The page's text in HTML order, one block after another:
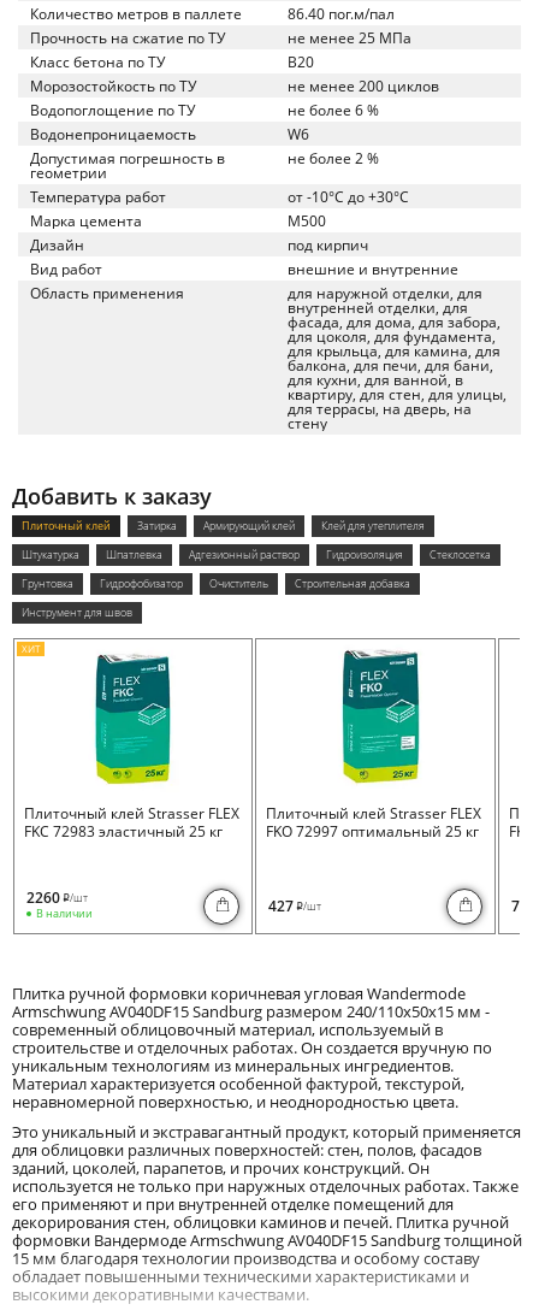
Количество метров в паллете
86.40 пог.м/пал
Прочность на сжатие по ТУ
не менее 25 МПа
Класс бетона по ТУ
B20
Морозостойкость по ТУ
не менее 200 циклов
Водопоглощение по ТУ
не более 6 %
Водонепроницаемость
W6
Допустимая погрешность в
геометрии
не более 2 %
Температура работ
от -10°C до +30°C
Марка цемента
M500
Дизайн
под кирпич
Вид работ
внешние и внутренние
Область применения
для наружной отделки, для
внутренней отделки, для
фасада, для дома, для забора,
для цоколя, для фундамента,
для крыльца, для камина, для
балкона, для печи, для бани,
для кухни, для ванной, в
квартиру, для стен, для улицы,
для террасы, на дверь, на
стену
Добавить к заказу
Плиточный клей Затирка Армирующий клей
Клей для утеплителя
Штукатурка
Шпатлевка Адгезионный раствор Гидроизоляция
Стеклосетка
Грунтовка
Гидрофобизатор Очиститель
Строительная добавка
Инструмент для швов
ХИТ
Плиточный клей Strasser FLEX
FKC 72983 эластичный 25 кг
2260 i/шт
В наличии
Плиточный клей Strasser FLEX
FKO 72997 оптимальный 25 кг
427 i/шт 730
Плитка ручной формовки коричневая угловая Wandermode
Armschwung AV040DF15 Sandburg размером 240/110x50x15 мм -
современный облицовочный материал, используемый в
строительстве и отделочных работах. Он создается вручную по
уникальным технологиям из минеральных ингредиентов.
Материал характеризуется особенной фактурой, текстурой,
неравномерной поверхностью, и неоднородностью цвета.
Это уникальный и экстравагантный продукт, который применяется
для облицовки различных поверхностей: стен, полов, фасадов
зданий, цоколей, парапетов, и прочих конструкций. Он
используется не только при наружных отделочных работах. Также
его применяют и при внутренней отделке помещений для
декорирования стен, облицовки каминов и печей. Плитка ручной
формовки Вандермоде Armschwung AV040DF15 Sandburg толщиной
15 мм благодаря технологии производства и особому составу
обладает повышенными техническими характеристиками и
высокими декоративными качествами.